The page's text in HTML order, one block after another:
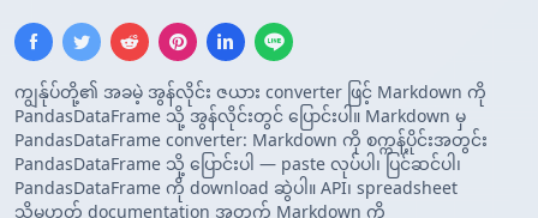
ကျွန်ုပ်တို့၏ အခမဲ့ အွန်လိုင်း ဇယား converter ဖြင့် Markdown ကို
PandasDataFrame သို့ အွန်လိုင်းတွင် ပြောင်းပါ။ Markdown မှ
PandasDataFrame converter: Markdown ကို စက္ကန့်ပိုင်းအတွင်း
PandasDataFrame သို့ ပြောင်းပါ — paste လုပ်ပါ၊ ပြင်ဆင်ပါ၊
PandasDataFrame ကို download ဆွဲပါ။ API၊ spreadsheet
သို့မဟုတ် documentation အတွက် Markdown ကို